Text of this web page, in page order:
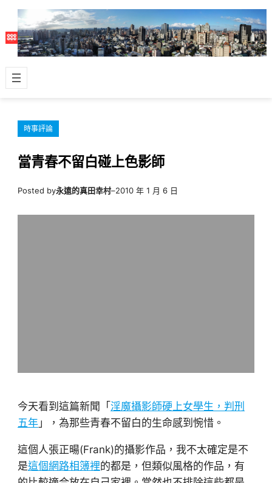
主
容
時事評論
當青春不留白碰上色影師
Posted by永遠的真田幸村–2010 年 1 月 6 日
今天看到這篇新聞「淫魔攝影師硬上女學生，判刑
五年」，為那些青春不留白的生命感到惋惜。
這個人張正暘(Frank)的攝影作品，我不太確定是不
是這個網路相簿裡的都是，但類似風格的作品，有